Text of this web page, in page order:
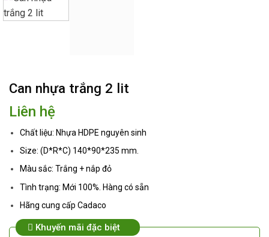
Can nhựa trắng 2 lit
Liên hệ
Chất liệu: Nhựa HDPE nguyên sinh
Size: (D*R*C) 140*90*235 mm.
Màu sắc: Trắng + nắp đỏ
Tình trạng: Mới 100%. Hàng có sẵn
Hãng cung cấp Cadaco
Khuyến mãi đặc biệt